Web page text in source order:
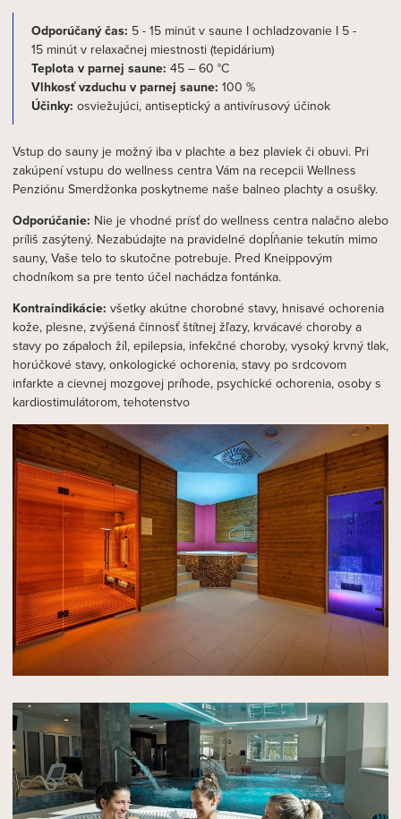
Odporúčaný čas: 5 - 15 minút v saune I ochladzovanie I 5 -
15 minút v relaxačnej miestnosti (tepidárium)
Teplota v parnej saune: 45 – 60 °C
Vlhkosť vzduchu v parnej saune: 100 %
Účinky: osviežujúci, antiseptický a antivírusový účinok
Vstup do sauny je možný iba v plachte a bez plaviek či obuvi. Pri
zakúpení vstupu do wellness centra Vám na recepcii Wellness
Penziónu Smerdžonka poskytneme naše balneo plachty a osušky.
Odporúčanie: Nie je vhodné prísť do wellness centra nalačno alebo
príliš zasýtený. Nezabúdajte na pravidelné dopĺňanie tekutín mimo
sauny, Vaše telo to skutočne potrebuje. Pred Kneippovým
chodníkom sa pre tento účel nachádza fontánka.
Kontraindikácie: všetky akútne chorobné stavy, hnisavé ochorenia
kože, plesne, zvýšená činnosť štítnej žľazy, krvácavé choroby a
stavy po zápaloch žíl, epilepsia, infekčné choroby, vysoký krvný tlak,
horúčkové stavy, onkologické ochorenia, stavy po srdcovom
infarkte a cievnej mozgovej príhode, psychické ochorenia, osoby s
kardiostimulátorom, tehotenstvo